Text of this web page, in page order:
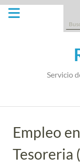
Saltar
Servicio
Empleo
Tesoreria